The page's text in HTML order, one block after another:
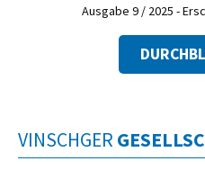
Ausgabe 9 / 2025 -
VINSCHGER